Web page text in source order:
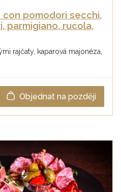
con pomodori secchi,
parmigiano, rucola,
rajčaty, kaparová majonéza,
Objednat na později